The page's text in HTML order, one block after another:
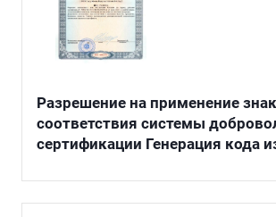
Разрешение на применение
соответствия системы
сертификации Генерация кода